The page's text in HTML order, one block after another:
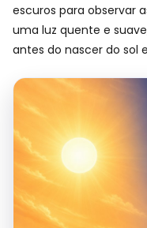
escuros para observar
uma luz quente e
antes do nascer do sol